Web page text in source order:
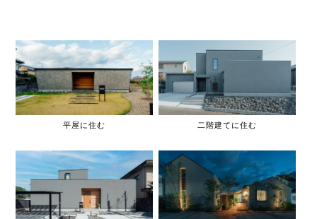
平屋に住む 二階建てに住む